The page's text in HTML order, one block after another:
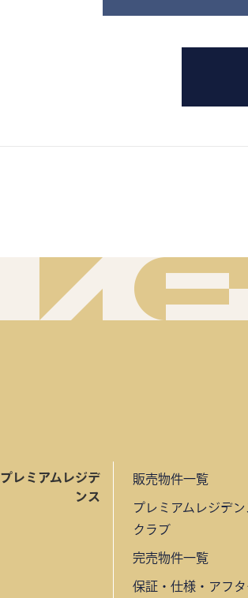
プレミアムレジデ
ンス
販売物件一覧
プレミアムレジデン
クラブ
完売物件一覧
保証・仕様・アフタ